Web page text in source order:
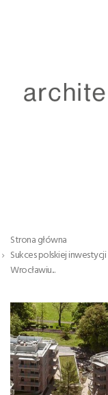
Strona główna
Sukces polskiej
Wrocławiu...